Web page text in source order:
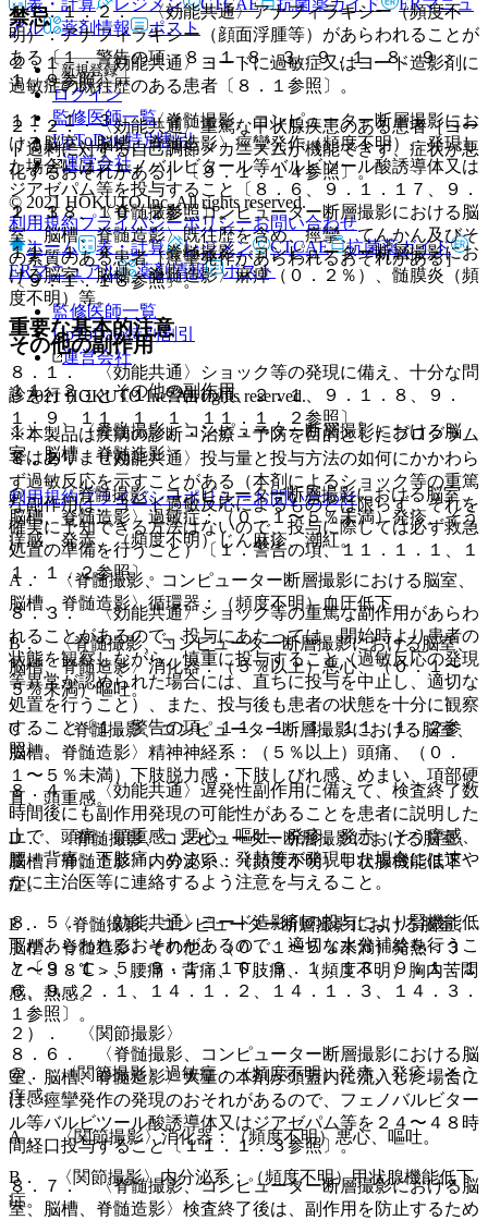
禁忌
２．１． 〈効能共通〉ヨードに過敏症又はヨード造影剤に
過敏症の既往歴のある患者〔８．１参照〕。
２．２． 〈効能共通〉重篤な甲状腺疾患のある患者［ヨー
ド過剰に対する自己調節メカニズムが機能できず、症状が悪
化するおそれがある］〔９．１．１４参照〕。
２．３． 〈脊髄撮影、コンピューター断層撮影における脳
室、脳槽、脊髄造影〉既往歴を含め、痙攣、てんかん及びそ
の素質のある患者［痙攣発作があらわれるおそれがある］
〔９．１．１８参照〕。
重要な基本的注意
８．１． 〈効能共通〉ショック等の発現に備え、十分な問
診を行うこと〔１．警告の項、２．１、９．１．８、９．
１．９、１１．１．１、１１．１．２参照〕。
８．２． 〈効能共通〉投与量と投与方法の如何にかかわら
ず過敏反応を示すことがある（本剤によるショック等の重篤
な副作用は、ヨード過敏反応によるものとは限らず、それを
確実に予知できる方法はないので、投与に際しては必ず救急
処置の準備を行うこと）〔１．警告の項、１１．１．１、１
１．１．２参照〕。
８．３． 〈効能共通〉ショック等の重篤な副作用があらわ
れることがあるので、投与にあたっては、開始時より患者の
状態を観察しながら、慎重に投与すること（過敏反応の発現
等異常が認められた場合には、直ちに投与を中止し、適切な
処置を行うこと）、また、投与後も患者の状態を十分に観察
すること〔１．警告の項、１１．１．１、１１．１．２参
照〕。
８．４． 〈効能共通〉遅発性副作用に備えて、検査終了数
時間後にも副作用発現の可能性があることを患者に説明した
上で、頭痛、頭重感、悪心、嘔吐、発疹、発赤、そう痒感、
腰・背痛、下肢痛、めまい、発熱等が発現した場合には速や
かに主治医等に連絡するよう注意を与えること。
８．５． 〈効能共通〉ヨード造影剤の投与により腎機能低
下があらわれるおそれがあるので、適切な水分補給を行うこ
と〔９．１．５、９．１．１０、９．１．１３、９．１．１
６、９．２．１、１４．１．２、１４．１．３、１４．３．
１参照〕。
８．６． 〈脊髄撮影、コンピューター断層撮影における脳
室、脳槽、脊髄造影〉大量の本剤が頭蓋内に流入した場合に
は、痙攣発作の発現のおそれがあるので、フェノバルビター
ル等バルビツール酸誘導体又はジアゼパム等を２４〜４８時
間経口投与すること〔１１．１．３参照〕。
８．７． 〈脊髄撮影、コンピューター断層撮影における脳
室、脳槽、脊髄造影〉検査終了後は、副作用を防止するため
１１．１．２． 〈効能共通〉アナフィラキシー（頻度不
明）：アナフィラキシー（顔面浮腫等）があらわれることが
ある〔１．警告の項、８．１−８．３、９．１．８、９．
１．９参照〕。
１１．１．３． 〈脊髄撮影、コンピューター断層撮影にお
ける脳室、脳槽、脊髄造影〉痙攣発作（頻度不明）：発現し
た場合にはフェノバルビタール等バルビツール酸誘導体又は
ジアゼパム等を投与すること〔８．６、９．１．１７、９．
１．１８、１０．２参照〕。
１１．１．４． 〈脊髄撮影、コンピューター断層撮影にお
ける脳室、脳槽、脊髄造影〉麻痺（０．２％）、髄膜炎（頻
度不明）等。
その他の副作用
１１．２． その他の副作用
１）． 〈脊髄撮影、コンピューター断層撮影における脳
室、脳槽、脊髄造影〉
@． 〈脊髄撮影、コンピューター断層撮影における脳室、
脳槽、脊髄造影〉過敏症：（０．１〜５％未満）発疹、そう
痒感、発赤、（頻度不明）じん麻疹、潮紅。
A． 〈脊髄撮影、コンピューター断層撮影における脳室、
脳槽、脊髄造影〉循環器：（頻度不明）血圧低下。
B． 〈脊髄撮影、コンピューター断層撮影における脳室、
脳槽、脊髄造影〉消化器：（５％以上）悪心、（０．１〜
５％未満）嘔吐。
C． 〈脊髄撮影、コンピューター断層撮影における脳室、
脳槽、脊髄造影〉精神神経系：（５％以上）頭痛、（０．
１〜５％未満）下肢脱力感・下肢しびれ感、めまい、項部硬
直、頭重感。
D． 〈脊髄撮影、コンピューター断層撮影における脳室、
脳槽、脊髄造影〉内分泌系：（頻度不明）甲状腺機能低下
症。
E． 〈脊髄撮影、コンピューター断層撮影における脳室、
脳槽、脊髄造影〉その他：（０．１〜５％未満）発熱＜３
７〜３８℃＞、腰痛・背痛、下肢痛、（頻度不明）胸内苦悶
感、熱感。
２）． 〈関節撮影〉
@． 〈関節撮影〉過敏症：（頻度不明）発赤、発疹、そう
痒感。
A． 〈関節撮影〉消化器：（頻度不明）悪心、嘔吐。
B． 〈関節撮影〉内分泌系：（頻度不明）甲状腺機能低下
症。
アル
薬剤情報 ポスト
新規登録
ログイン
監修医師一覧
UpToDate特別割引
運営会社
© 2021 HOKUTO Inc. All rights reserved.
利用規約プライバシーポリシーお問い合わせ
ホーム
表・計算 レジメン CTCAE
抗菌薬ガイド
ERマニュアル
薬剤情報 ポスト
監修医師一覧
UpToDate特別割引
運営会社
© 2021 HOKUTO Inc. All rights reserved.
※本製品は疾病の診断・治療・予防を目的としたプログラム
ではありません。
利用規約プライバシーポリシーお問い合わせ